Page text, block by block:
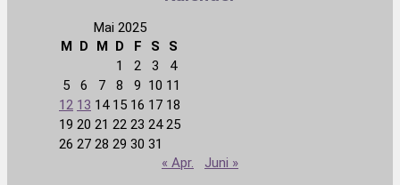
Mai 2025
M
D M D F S
S
1
2 3
4
5
6 7 8 9 10 11
12 13 14 15 16 17 18
19 20 21 22 23 24 25
26 27 28 29 30 31
« Apr.
Juni »